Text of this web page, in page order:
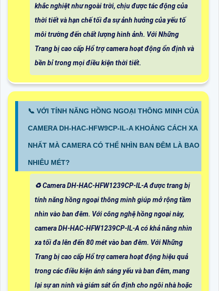
khắc nghiệt như ngoài trời, chịu được tác động của
thời tiết và hạn chế tối đa sự ảnh hưởng của yếu tố
môi trường đến chất lượng hình ảnh. Với Những
Trang bị cao cấp Hổ trợ camera hoạt động ổn định và
bền bỉ trong mọi điều kiện thời tiết.
📞 VỚI TÍNH NĂNG HỒNG NGOẠI THÔNG MINH CỦA
CAMERA DH-HAC-HFW9CP-IL-A KHOẢNG CÁCH XA
NHẤT MÀ CAMERA CÓ THỂ NHÌN BAN ĐÊM LÀ BAO
NHIÊU MÉT?
♻️ Camera DH-HAC-HFW1239CP-IL-A được trang bị
tính năng hồng ngoại thông minh giúp mở rộng tầm
nhìn vào ban đêm. Với công nghệ hồng ngoại này,
camera DH-HAC-HFW1239CP-IL-A có khả năng nhìn
xa tối đa lên đến 80 mét vào ban đêm. Với Những
Trang bị cao cấp Hổ trợ camera hoạt động hiệu quả
trong các điều kiện ánh sáng yếu và ban đêm, mang
lại sự an ninh và giám sát ổn định cho ngôi nhà hoặc